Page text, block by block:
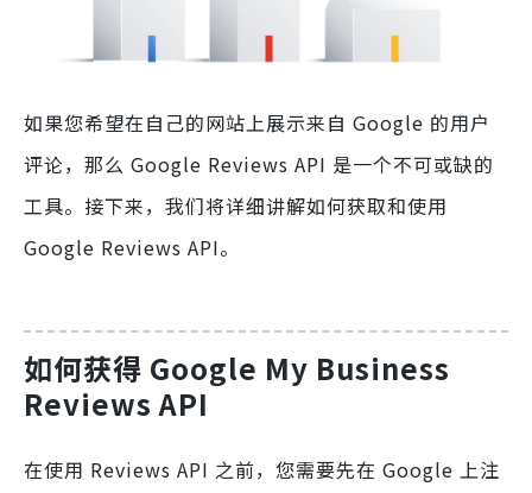
如果您希望在自己的网站上展示来自 Google 的用户
评论，那么 Google Reviews API 是一个不可或缺的
工具。接下来，我们将详细讲解如何获取和使用
Google Reviews API。
如何获得 Google My Business
Reviews API
在使用 Reviews API 之前，您需要先在 Google 上注